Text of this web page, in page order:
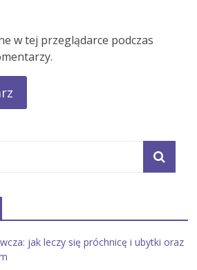
w tej przeglądarce podczas
jak leczy się próchnicę i ubytki oraz